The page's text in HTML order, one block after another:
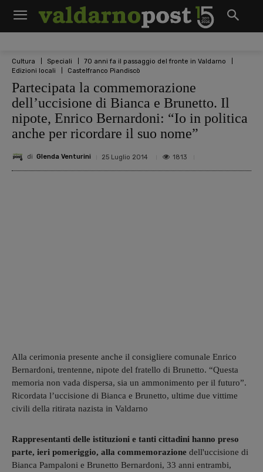
Cultura Speciali
70 anni fa il passaggio del fronte in Valdarno
Edizioni locali
Castelfranco Piandiscò
Partecipata la commemorazione
dell’uccisione di Bianca e Brunetto. Il
nipote, Enrico Bernardoni: “Io in politica
anche per ricordare il suo nome”
di Glenda Venturini 25 Luglio 2014 1813
Alla cerimonia presente anche il consigliere comunale Enrico
Bernardoni, trentenne, nipote del fratello di Brunetto. “Questa
memoria non vada dispersa, sia un ammonimento per il futuro”.
Ricordata l’uccisione di Bianca e Brunetto, ultime due vittime
civili della ritirata nazista in Valdarno
Rappresentanti delle istituzioni e tanti cittadini hanno preso
parte, ieri pomeriggio, alla commemorazione dell'uccisione di
Bianca Pampaloni e Brunetto Bernardoni, 33 anni entrambi,